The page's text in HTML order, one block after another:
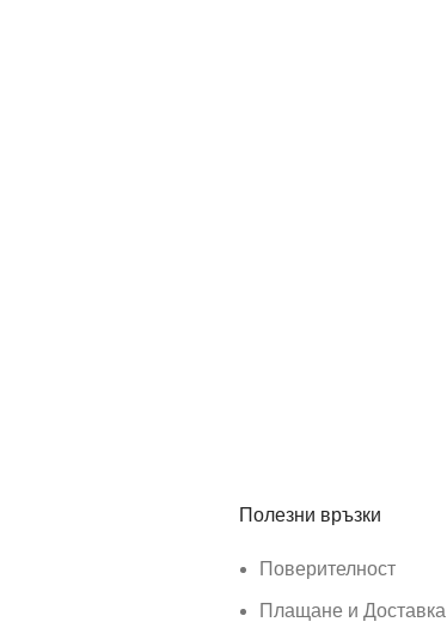
Полезни връзки
Поверителност
Плащане и Доставка